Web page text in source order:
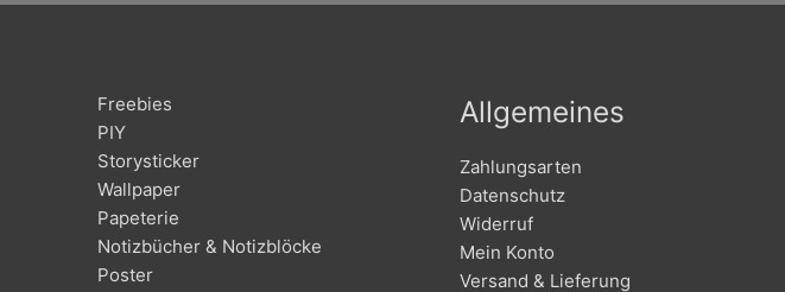
Freebies
PIY
Storysticker
Wallpaper
Papeterie
Notizbücher & Notizblöcke
Poster
Allgemeines
Zahlungsarten
Datenschutz
Widerruf
Mein Konto
Versand & Lieferung